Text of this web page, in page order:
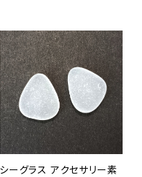
シーグラス アクセサリー素